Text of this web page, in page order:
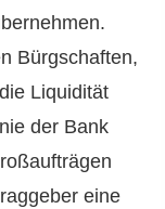
Bürgschaften,
Liquidität
der Bank
eine